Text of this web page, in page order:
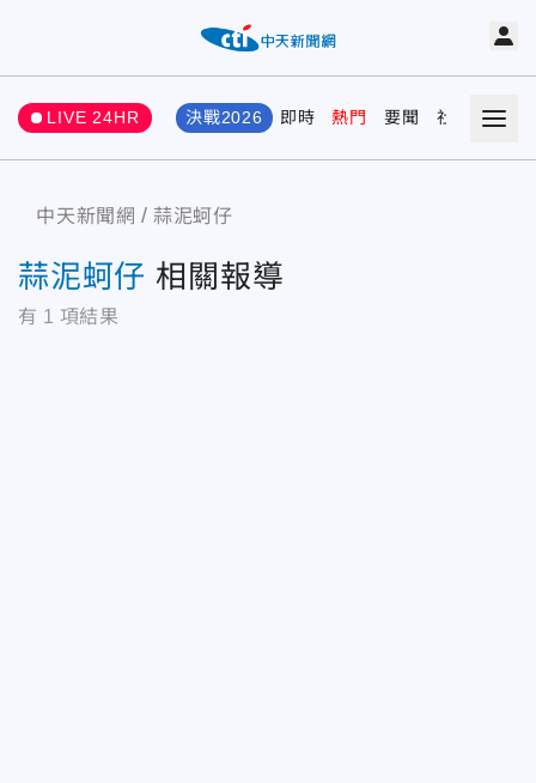
LIVE 24HR 決戰2026 即時 熱門 要聞 社會 娛樂
中天新聞網 蒜泥蚵仔
蒜泥蚵仔 相關報導
有 1 項結果